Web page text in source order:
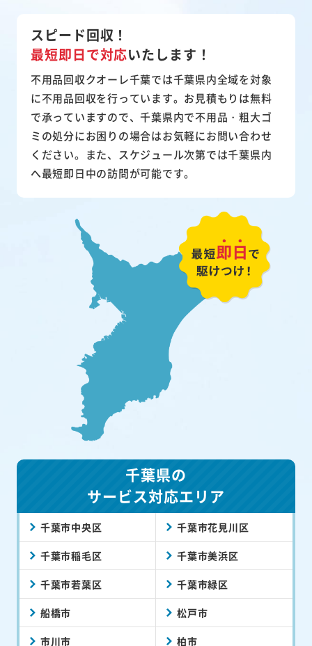
スピード回収！
最短即日で対応いたします！
不用品回収クオーレ千葉では千葉県内全域を対象
に不用品回収を行っています。お見積もりは無料
で承っていますので、千葉県内で不用品・粗大ゴ
ミの処分にお困りの場合はお気軽にお問い合わせ
ください。また、スケジュール次第では千葉県内
へ最短即日中の訪問が可能です。
千葉県の
サービス対応エリア
千葉市中央区 千葉市花見川区
千葉市稲毛区 千葉市美浜区
千葉市若葉区 千葉市緑区
船橋市 松戸市
市川市 柏市